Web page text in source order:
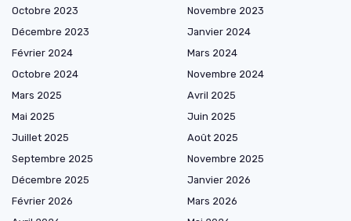
Octobre 2023
Novembre 2023
Décembre 2023
Janvier 2024
Février 2024
Mars 2024
Octobre 2024
Novembre 2024
Mars 2025
Avril 2025
Mai 2025
Juin 2025
Juillet 2025
Août 2025
Septembre 2025
Novembre 2025
Décembre 2025
Janvier 2026
Février 2026
Mars 2026